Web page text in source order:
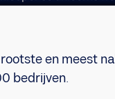
en meest
bedrijven.